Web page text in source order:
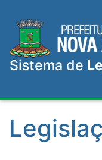
Sistema de